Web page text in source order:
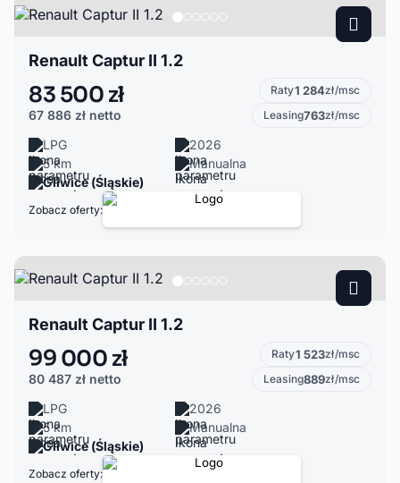
Renault Captur II 1.2
83 500 zł
67 886 zł netto
Raty1 284zł/msc
Leasing763zł/msc
LPG
2026
5 km
Manualna
Gliwice (Śląskie)
Zobacz oferty:
Renault Captur II 1.2
99 000 zł
80 487 zł netto
Raty1 523zł/msc
Leasing889zł/msc
LPG
2026
5 km
Manualna
Gliwice (Śląskie)
Zobacz oferty: